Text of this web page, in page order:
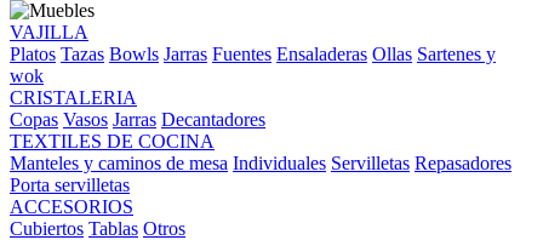
VAJILLA
Platos Tazas Bowls Jarras Fuentes Ensaladeras Ollas Sartenes y
wok
CRISTALERIA
Copas Vasos Jarras Decantadores
TEXTILES DE COCINA
Manteles y caminos de mesa Individuales Servilletas Repasadores
Porta servilletas
ACCESORIOS
Cubiertos Tablas Otros